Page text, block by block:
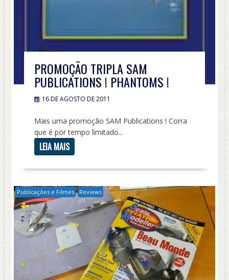
PROMOÇÃO TRIPLA SAM
PUBLICATIONS ! PHANTOMS !
16 DE AGOSTO DE 2011
Mais uma promoção SAM Publications ! Corra
que é por tempo limitado...
LEIA MAIS
Publicações e Filmes Reviews